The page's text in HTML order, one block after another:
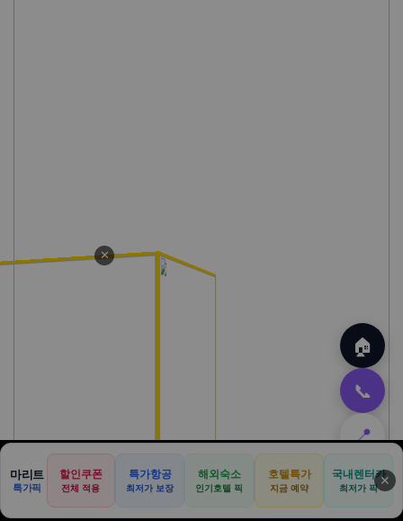
🏠
📞
📍
⬆️
✕
마리트
특가픽
할인쿠폰
전체 적용
특가항공
최저가 보장
해외숙소
인기호텔 픽
호텔특가
지금 예약
국내렌터카
최저가 픽 ✕